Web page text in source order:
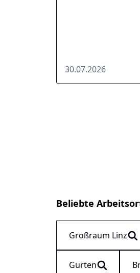
30.07.2026
Beliebte
Großraum Linz
Gurten